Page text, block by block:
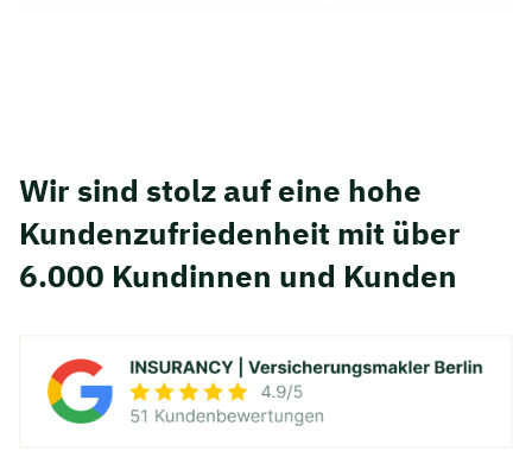
Wir sind stolz auf eine hohe
Kunden­zufriedenheit mit über
6.000 Kundinnen und Kunden